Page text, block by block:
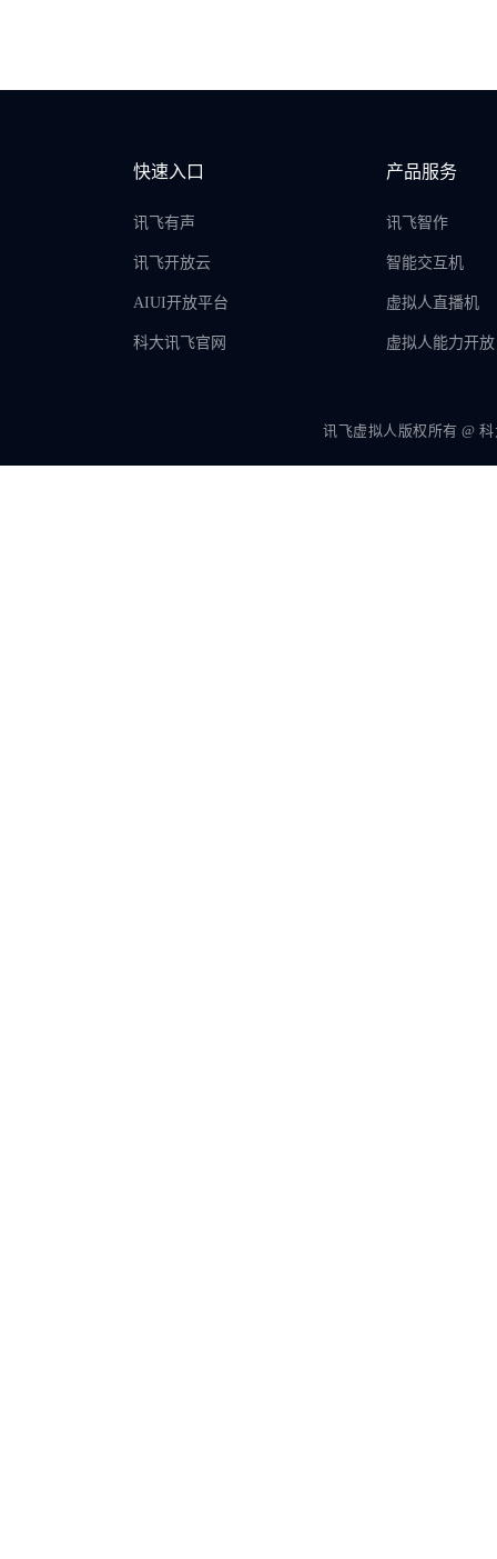
快速入口
讯飞有声
讯飞开放云
AIUI开放平台
科大讯飞官网
产品服务
讯飞智作
智能交互机
虚拟人直播机
虚拟人能力开放
讯飞虚拟人版权所有 @